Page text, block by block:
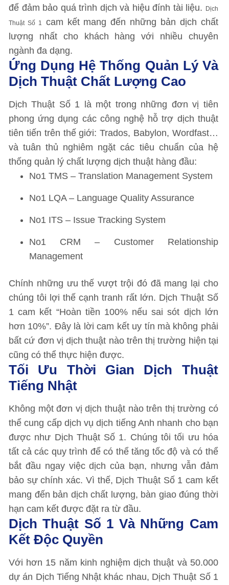
để đảm bảo quá trình dịch và hiệu đính tài liệu.
Dịch
Thuật Số 1
cam kết mang đến những bản dịch chất
lượng nhất cho khách hàng với nhiều chuyên
ngành đa dạng.
Ứng Dụng Hệ Thống Quản Lý Và
Dịch Thuật Chất Lượng Cao
Dịch Thuật Số 1 là một trong những đơn vị tiên
phong ứng dụng các công nghệ hỗ trợ dịch thuật
tiên tiến trên thế giới: Trados, Babylon, Wordfast…
và tuân thủ nghiêm ngặt các tiêu chuẩn của hệ
thống quản lý chất lượng dịch thuật hàng đầu:
No1 TMS – Translation Management System
No1 LQA – Language Quality Assurance
No1 ITS – Issue Tracking System
No1 CRM – Customer Relationship
Management
Chính những ưu thế vượt trội đó đã mang lại cho
chúng tôi lợi thế cạnh tranh rất lớn. Dịch Thuật Số
1 cam kết “Hoàn tiền 100% nếu sai sót dịch lớn
hơn 10%”. Đây là lời cam kết uy tín mà không phải
bất cứ đơn vị dịch thuật nào trên thị trường hiện tại
cũng có thể thực hiện được.
Tối Ưu Thời Gian Dịch Thuật
Tiếng Nhật
Không một đơn vị dịch thuật nào trên thị trường có
thể cung cấp dịch vụ dịch tiếng Anh nhanh cho bạn
được như Dịch Thuật Số 1. Chúng tôi tối ưu hóa
tất cả các quy trình để có thể tăng tốc độ và có thể
bắt đầu ngay việc dịch của bạn, nhưng vẫn đảm
bảo sự chính xác. Vì thế, Dịch Thuật Số 1 cam kết
mang đến bản dịch chất lượng, bàn giao đúng thời
hạn cam kết được đặt ra từ đầu.
Dịch Thuật Số 1 Và Những Cam
Kết Độc Quyền
Với hơn 15 năm kinh nghiệm dịch thuật và 50.000
dự án Dịch Tiếng Nhật khác nhau, Dịch Thuật Số 1